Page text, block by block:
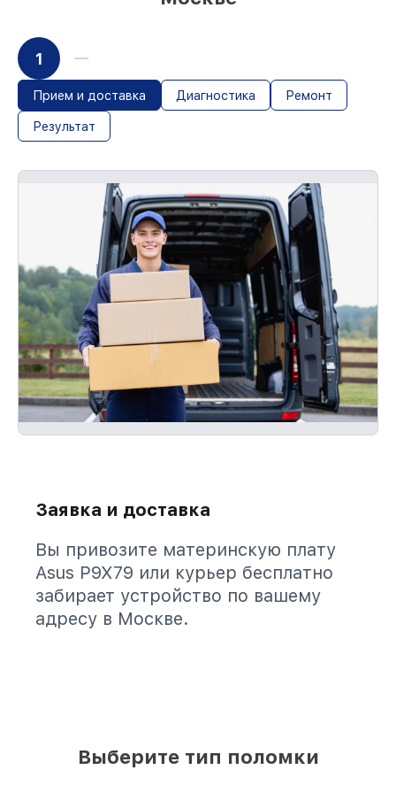
1
Прием и доставка Диагностика Ремонт
Результат
Заявка и доставка
Вы привозите материнскую плату
Asus P9X79 или курьер бесплатно
забирает устройство по вашему
адресу в Москве.
Выберите тип поломки